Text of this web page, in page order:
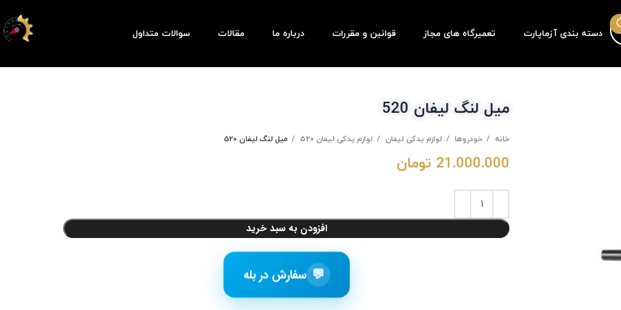
دسته بندی آزماپارت تعمیرگاه های مجاز قوانین و مقررات درباره ما مقالات سوالات متداول
میل لنگ لیفان 520
خانه خودروها لوازم یدکی لیفان لوازم یدکی لیفان 520 میل لنگ لیفان 520
21.000.000 تومان
افزودن به سبد خرید
💬 سفارش در بله